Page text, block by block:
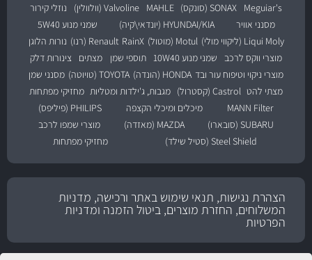
Meguiar's
SONAX (סונקס) MAHLE Valvoline (וולוולין)
נוזלי קירור
מסנני אוויר
HYUNDAI/KIA (יונדאי\קיה)
שמני מנוע 5W40
Liqui Moly (ליקווי מולי)
Motul (מוטול) RainX Renault (רנו)
נורות הלוגן
מוצרי ווקס לרכב
שמני מנוע 10W40 תוספי שמן מצתים
צינורות דלק
מוצרי ניקוי וטיפוח עור ובד HONDA (הונדה) TOYOTA (טויוטה)
מסנני שמן
מצתי להט Castrol (קסטרול) מגבות, ג'ילדות ומטליות מחזיקי מפתחות
MANN Filter
מיכלים ומיכלי הקצפה
PHILIPS (פיליפס)
SUBARU (סובארו)
MAZDA (מאזדה)
מוצרי שמפו לרכב
Steel Shield (סטיל שילד)
מחזיקי מפתחות
הצהרת נגישות, תנאי שימוש באתר ורכישה, מדניות
המשלוחים, החזרת מוצרים, ביטול הזמנה ומדניות
הפרטיות